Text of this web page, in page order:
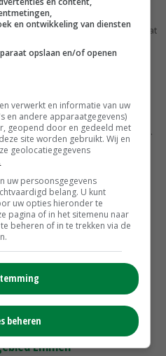
moet worden voorzien van
witte als in de grijze gebieden. Dat
Marren op Glas...
inzet
en overheden moeten goed
een kwalitatief
breedbandnetwerk te krijgen.
in Friesland niet
Er kleven juridische risco's
en staatssteun.
in buitengebieden
fractie dient maandag een
binnen een half jaar met een
het platteland aan te leggen.
Emmen
en ontwikkeling van diensten
opslaan en/of openen
verwerkt en informatie van uw
en andere apparaatgegevens)
geopend door en gedeeld met
site worden gebruikt. Wij en
geolocatiegegevens
uw persoonsgegevens
belang. U kunt
uw opties hieronder te
pagina of in het sitemenu naar
beheren of in te trekken via de
beheren